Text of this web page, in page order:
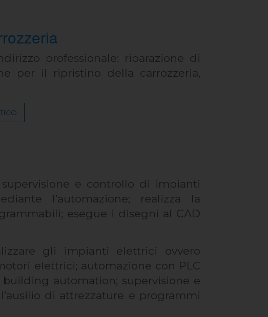
professionale: riparazione di
per il ripristino della carrozzeria,
supervisione e controllo di impianti
l’automazione; realizza la
esegue i disegni al CAD
gli impianti elettrici ovvero
elettrici; automazione con PLC
automation; supervisione e
di attrezzature e programmi